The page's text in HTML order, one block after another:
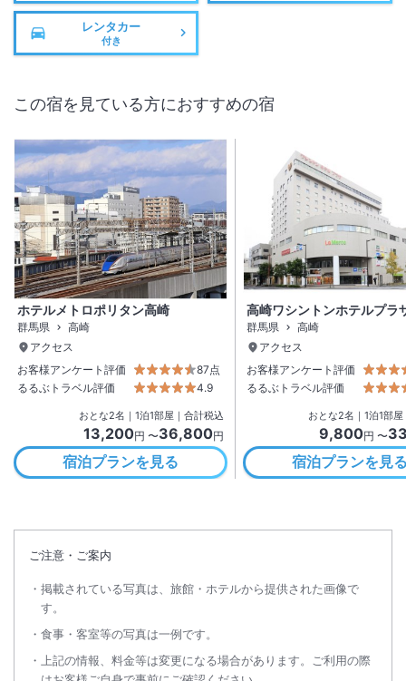
レンタカー
付き
この宿を見ている方におすすめの宿
ホテルメトロポリタン高崎
群馬県
高崎
アクセス
お客様アンケート評価
87点
るるぶトラベル評価
4.9
おとな2名 ｜ 1泊1部屋｜合計税込
13,200円 〜36,800円
宿泊プランを見る
高崎ワシントンホテルプラ
群馬県
高崎
アクセス
お客様アンケート評価
るるぶトラベル評価
おとな2名 ｜ 1泊1部屋
9,800円 〜
宿泊プランを見
ご注意・ご案内
掲載されている写真は、旅館・ホテルから提供された画像で
す。
食事・客室等の写真は一例です。
上記の情報、料金等は変更になる場合があります。ご利用の際